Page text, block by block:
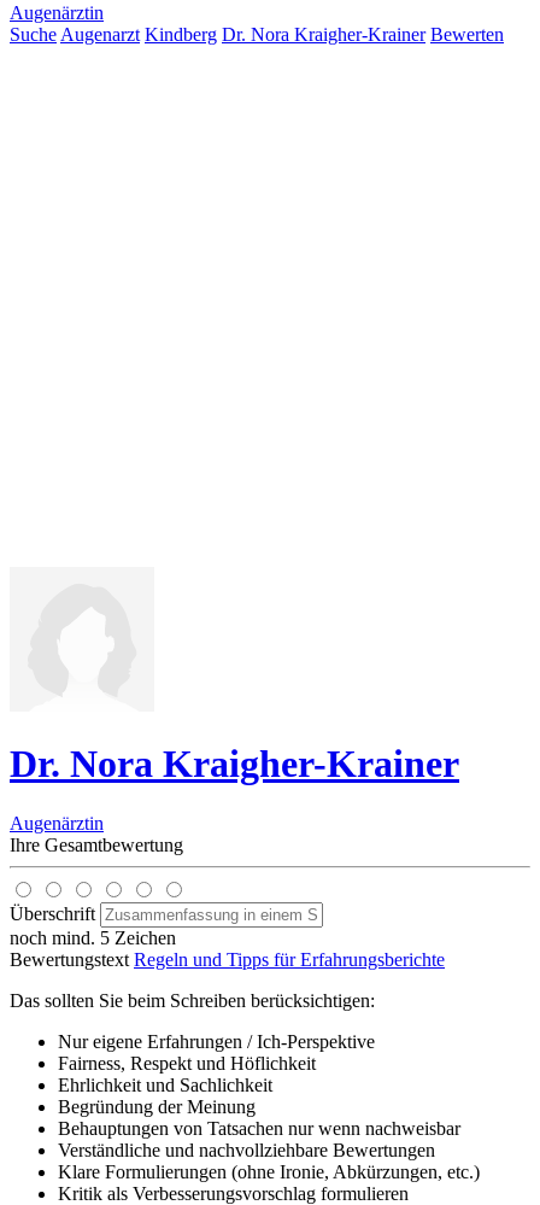
Augenärztin
Suche Augenarzt Kindberg Dr. Nora Kraigher-Krainer Bewerten
Dr. Nora Kraigher-Krainer
Augenärztin
Ihre Gesamtbewertung
Überschrift
noch mind. 5 Zeichen
Bewertungstext Regeln und Tipps für Erfahrungsberichte
Das sollten Sie beim Schreiben berücksichtigen:
Nur eigene Erfahrungen / Ich-Perspektive
Fairness, Respekt und Höflichkeit
Ehrlichkeit und Sachlichkeit
Begründung der Meinung
Behauptungen von Tatsachen nur wenn nachweisbar
Verständliche und nachvollziehbare Bewertungen
Klare Formulierungen (ohne Ironie, Abkürzungen, etc.)
Kritik als Verbesserungsvorschlag formulieren